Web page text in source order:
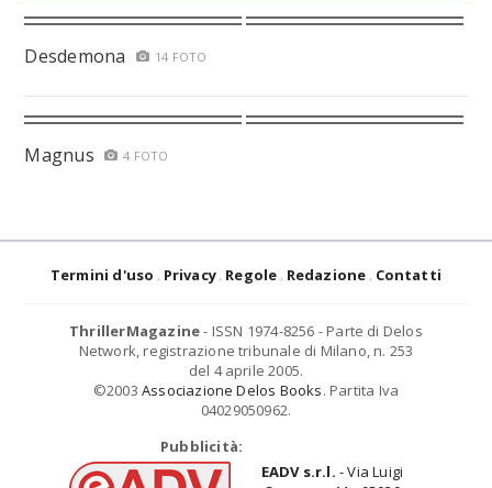
Desdemona 14 FOTO
Magnus 4 FOTO
Termini d'uso Privacy Regole Redazione Contatti
ThrillerMagazine- ISSN 1974-8256 - Parte di Delos
Network, registrazione tribunale di Milano, n. 253
del 4 aprile 2005.
©2003 Associazione Delos Books. Partita Iva
04029050962.
Pubblicità:
EADV s.r.l. - Via Luigi